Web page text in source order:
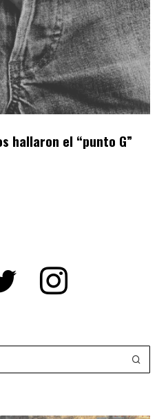
hallaron el “punto G”